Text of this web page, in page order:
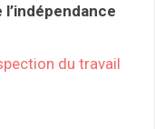
du travail